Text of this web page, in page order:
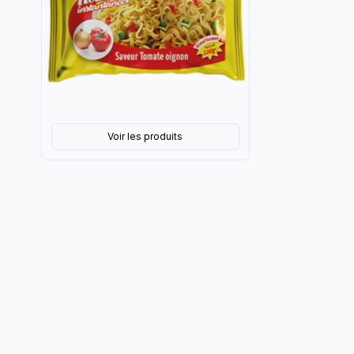
Voir les produits